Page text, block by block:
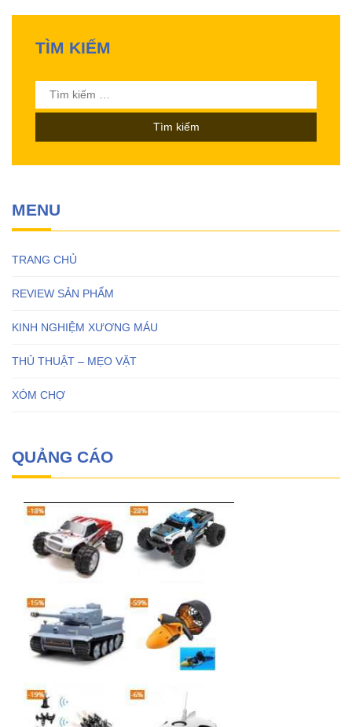
TÌM KIẾM
Tìm
kiếm
MENU
TRANG CHỦ
REVIEW SẢN PHẨM
KINH NGHIỆM XƯƠNG MÁU
THỦ THUẬT – MẸO VẶT
XÓM CHỢ
QUẢNG CÁO